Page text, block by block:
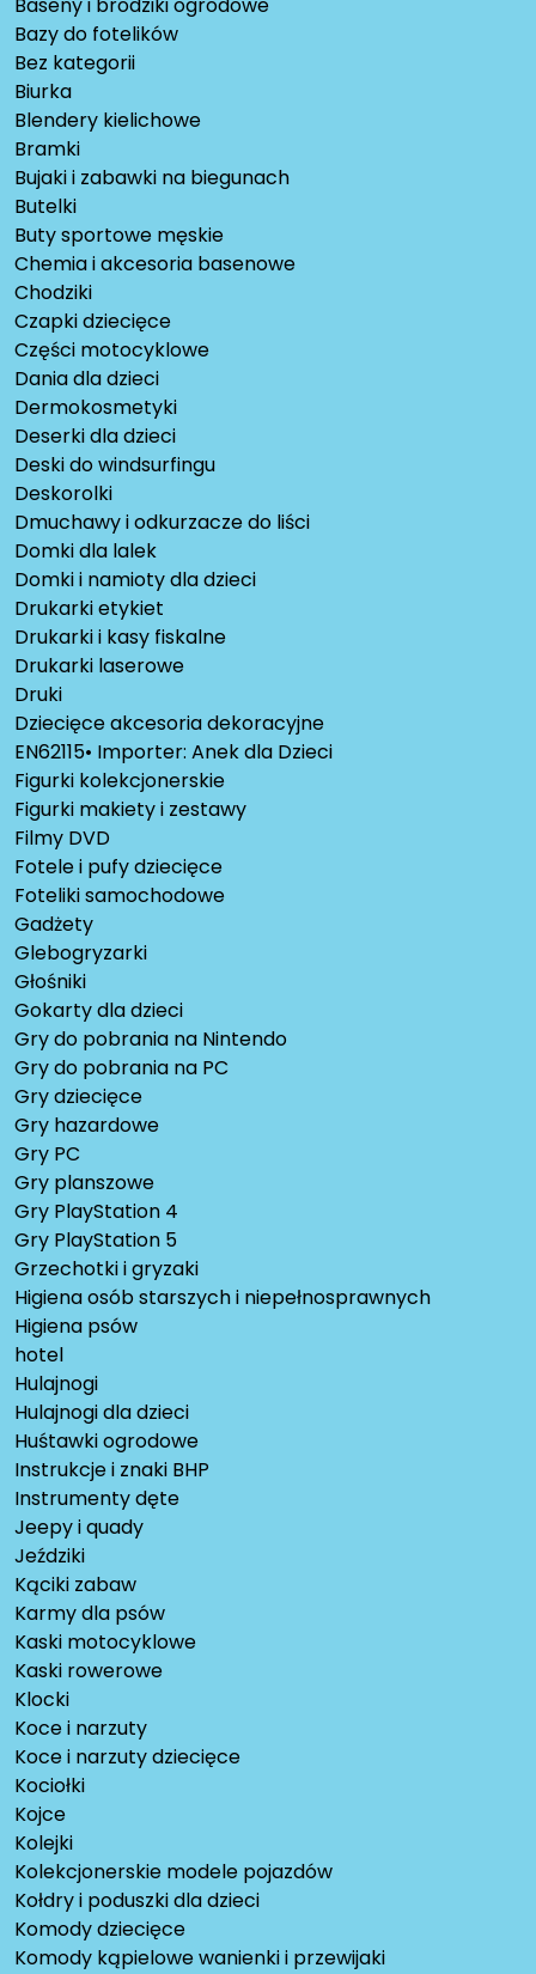
Baseny i brodziki ogrodowe
Bazy do fotelików
Bez kategorii
Biurka
Blendery kielichowe
Bramki
Bujaki i zabawki na biegunach
Butelki
Buty sportowe męskie
Chemia i akcesoria basenowe
Chodziki
Czapki dziecięce
Części motocyklowe
Dania dla dzieci
Dermokosmetyki
Deserki dla dzieci
Deski do windsurfingu
Deskorolki
Dmuchawy i odkurzacze do liści
Domki dla lalek
Domki i namioty dla dzieci
Drukarki etykiet
Drukarki i kasy fiskalne
Drukarki laserowe
Druki
Dziecięce akcesoria dekoracyjne
EN62115• Importer: Anek dla Dzieci
Figurki kolekcjonerskie
Figurki makiety i zestawy
Filmy DVD
Fotele i pufy dziecięce
Foteliki samochodowe
Gadżety
Glebogryzarki
Głośniki
Gokarty dla dzieci
Gry do pobrania na Nintendo
Gry do pobrania na PC
Gry dziecięce
Gry hazardowe
Gry PC
Gry planszowe
Gry PlayStation 4
Gry PlayStation 5
Grzechotki i gryzaki
Higiena osób starszych i niepełnosprawnych
Higiena psów
hotel
Hulajnogi
Hulajnogi dla dzieci
Huśtawki ogrodowe
Instrukcje i znaki BHP
Instrumenty dęte
Jeepy i quady
Jeździki
Kąciki zabaw
Karmy dla psów
Kaski motocyklowe
Kaski rowerowe
Klocki
Koce i narzuty
Koce i narzuty dziecięce
Kociołki
Kojce
Kolejki
Kolekcjonerskie modele pojazdów
Kołdry i poduszki dla dzieci
Komody dziecięce
Komody kąpielowe wanienki i przewijaki